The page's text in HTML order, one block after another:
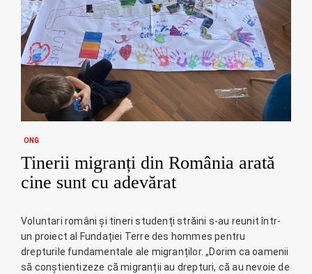
ONG
Tinerii migranți din România arată
cine sunt cu adevărat
Voluntari români și tineri studenți străini s-au reunit într-
un proiect al Fundației Terre des hommes pentru
drepturile fundamentale ale migranților. „Dorim ca oamenii
să conștientizeze că migranții au drepturi, că au nevoie de